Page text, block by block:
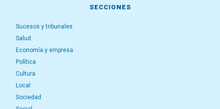
SECCIONES
Sucesos y tribunales
Salud
Economía y empresa
Política
Cultura
Local
Sociedad